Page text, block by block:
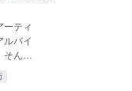
うに
移動
こと
バス路
交通
ーティ
ルバイ
そんな
円)の
化が